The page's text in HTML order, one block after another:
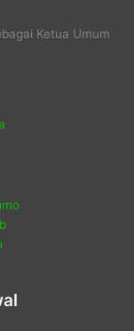
Ketua Umum